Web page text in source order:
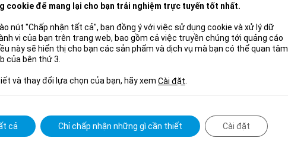
cookie để mang lại cho bạn trải nghiệm trực tuyến tốt nhất.
nút "Chấp nhận tất cả", bạn đồng ý với việc sử dụng cookie và xử lý dữ
vi của bạn trên trang web, bao gồm cả việc truyền chúng tới quảng cáo
này sẽ hiển thị cho bạn các sản phẩm và dịch vụ mà bạn có thể quan tâm
của bên thứ 3.
và thay đổi lựa chọn của bạn, hãy xem Cài đặt
cả Chỉ chấp nhận những gì cần thiết Cài đặt